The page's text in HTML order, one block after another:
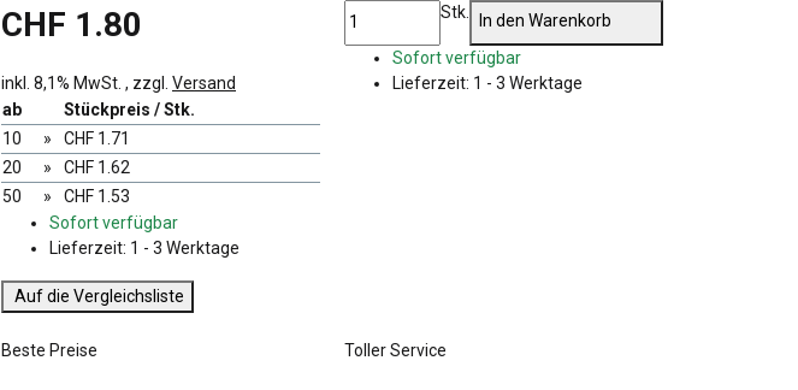
CHF 1.80
inkl. 8,1% MwSt. , zzgl. Versand
ab
Stückpreis / Stk.
10
»
CHF 1.71
20
»
CHF 1.62
50
»
CHF 1.53
Sofort verfügbar
Lieferzeit: 1 - 3 Werktage
Stk.
In den Warenkorb
Sofort verfügbar
Lieferzeit: 1 - 3 Werktage
Auf die Vergleichsliste
Beste Preise Toller Service